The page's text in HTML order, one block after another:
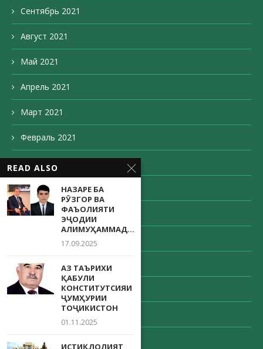
Сентябрь 2021
Август 2021
Май 2021
Апрель 2021
Март 2021
Февраль 2021
Декабрь 2020
Ноябрь 2020
Октябрь 2020
Сентябрь 2020
Август 2020
Май 2020
Апрель 2020
Декабрь 203
READ ALSO
НАЗАРЕ БА
РӮЗГОР ВА
ФАЪОЛИЯТИ
ЭҶОДИИ
АЛИМУҲАММАД...
17.09.2025
АЗ ТАЪРИХИ
ҚАБУЛИ
КОНСТИТУТСИЯИ
ҶУМҲУРИИ
ТОҶИКИСТОН
01.11.2025
ИСТИҚЛОЛИЯТ